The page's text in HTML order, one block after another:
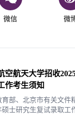
微信 微
空航天大学招收
作考生须知
育部、北京市有关文件
硕士研究生复试录取工